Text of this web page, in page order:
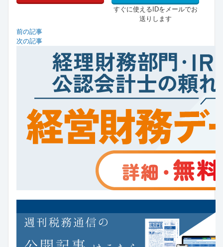
すぐに使えるIDをメールでお
送りします
前の記事
次の記事